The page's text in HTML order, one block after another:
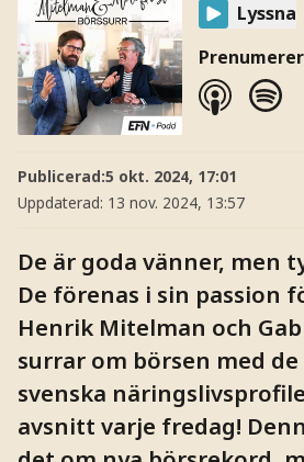
Lyssna
Publicerad:5 okt. 2024, 17:01
Uppdaterad: 13 nov. 2024, 13:57
De är goda vänner, men
De förenas i sin passion
Henrik Mitelman och
surrar om börsen med
svenska
avsnitt varje fredag!